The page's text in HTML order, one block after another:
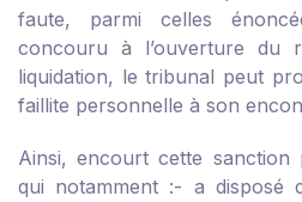
faute, parmi celles
concouru à l’ouverture du
liquidation, le tribunal peut
faillite personnelle à son
Ainsi, encourt cette sanction
qui notamment :- a disposé